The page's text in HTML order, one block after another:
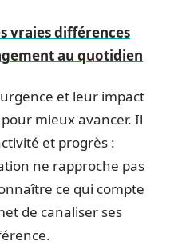
vraies différences
au quotidien
et leur impact
mieux avancer. Il
et progrès :
ne rapproche pas
ce qui compte
de canaliser ses